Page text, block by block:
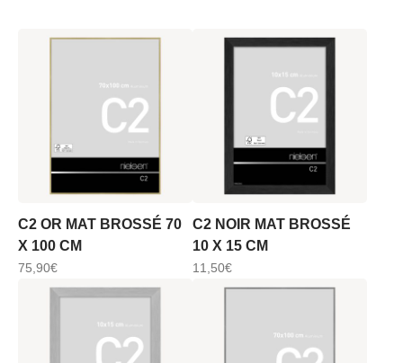
C2 OR MAT BROSSÉ 70
X 100 CM
75,90€
C2 NOIR MAT BROSSÉ
10 X 15 CM
11,50€